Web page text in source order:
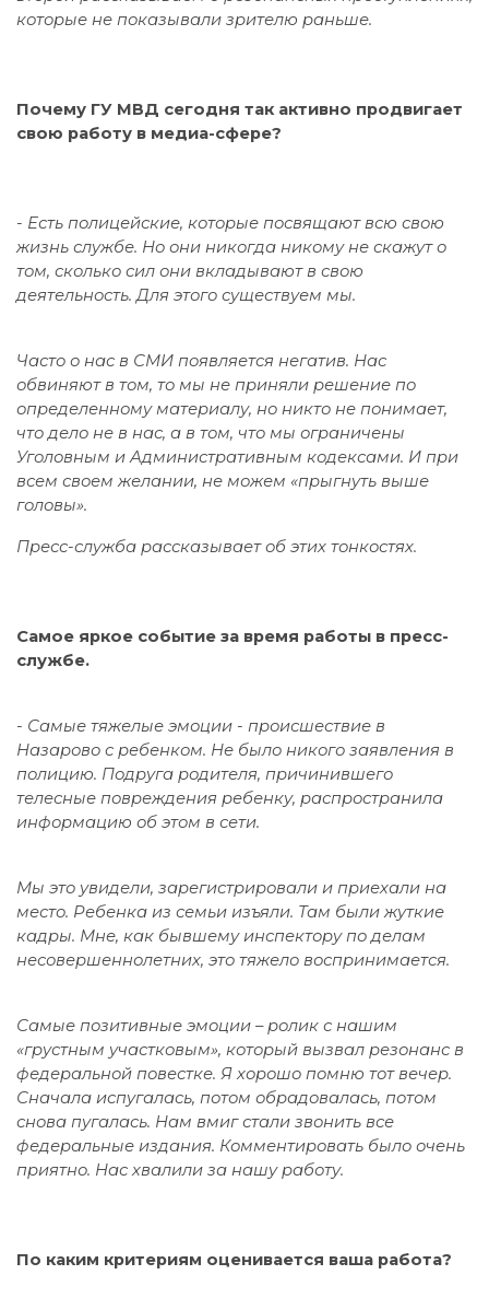
которые не показывали зрителю раньше.
Почему ГУ МВД сегодня так активно продвигает
свою работу в медиа-сфере?
- Есть полицейские, которые посвящают всю свою
жизнь службе. Но они никогда никому не скажут о
том, сколько сил они вкладывают в свою
деятельность. Для этого существуем мы.
Часто о нас в СМИ появляется негатив. Нас
обвиняют в том, то мы не приняли решение по
определенному материалу, но никто не понимает,
что дело не в нас, а в том, что мы ограничены
Уголовным и Административным кодексами. И при
всем своем желании, не можем «прыгнуть выше
головы».
Пресс-служба рассказывает об этих тонкостях.
Самое яркое событие за время работы в пресс-
службе.
- Самые тяжелые эмоции - происшествие в
Назарово с ребенком. Не было никого заявления в
полицию. Подруга родителя, причинившего
телесные повреждения ребенку, распространила
информацию об этом в сети.
Мы это увидели, зарегистрировали и приехали на
место. Ребенка из семьи изъяли. Там были жуткие
кадры. Мне, как бывшему инспектору по делам
несовершеннолетних, это тяжело воспринимается.
Самые позитивные эмоции – ролик с нашим
«грустным участковым», который вызвал резонанс в
федеральной повестке. Я хорошо помню тот вечер.
Сначала испугалась, потом обрадовалась, потом
снова пугалась. Нам вмиг стали звонить все
федеральные издания. Комментировать было очень
приятно. Нас хвалили за нашу работу.
По каким критериям оценивается ваша работа?